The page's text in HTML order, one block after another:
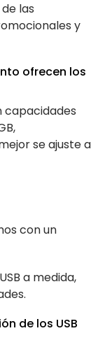
las
y
ofrecen los
capacidades
se ajuste a
con un
a medida,
de los USB